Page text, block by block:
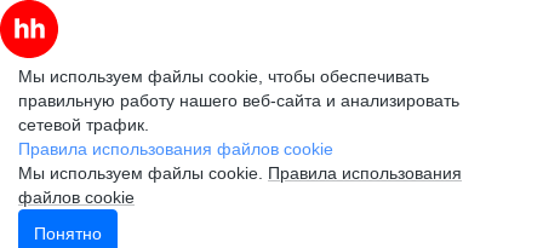
Мы используем файлы cookie, чтобы обеспечивать
правильную работу нашего веб-сайта и анализировать
сетевой трафик.
Правила использования файлов cookie
Мы используем файлы cookie. Правила использования
файлов cookie
Понятно